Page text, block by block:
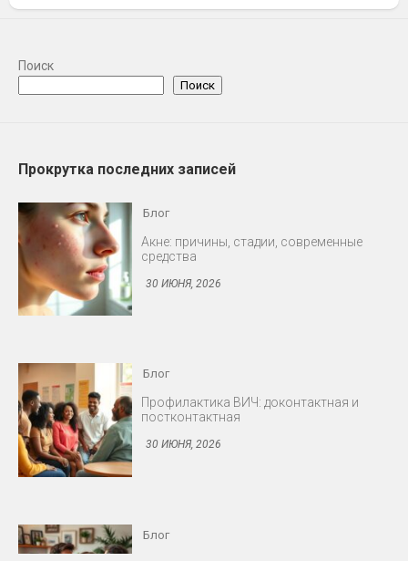
Поиск
Поиск
Прокрутка последних записей
Блог
Блог
Профилактика ВИЧ: доконтактная и
постконтактная
Блог